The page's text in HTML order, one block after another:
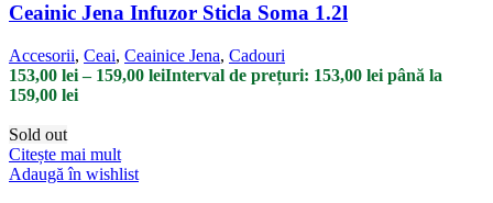
Ceainic Jena Infuzor Sticla Soma 1.2l
Accesorii, Ceai, Ceainice Jena, Cadouri
153,00 lei – 159,00 leiInterval de prețuri: 153,00 lei până la
159,00 lei
Sold out
Citește mai mult
Adaugă în wishlist